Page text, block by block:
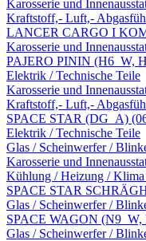
Karosserie und
Kraftstoff,- Luft,-
LANCER CARGO I
Karosserie und
PAJERO PININ (H6_W,
Elektrik / Technische Teile
Karosserie und
Kraftstoff,- Luft,-
SPACE STAR (DG_A)
Elektrik / Technische Teile
Glas / Scheinwerfer /
Karosserie und
Kühlung / Heizung /
SPACE STAR
Glas / Scheinwerfer /
SPACE WAGON (N9_W,
Glas / Scheinwerfer /